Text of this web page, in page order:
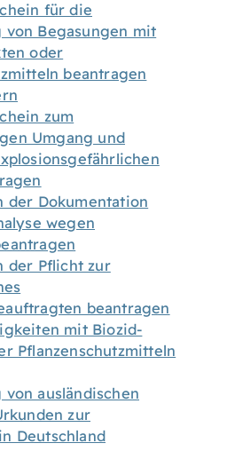
für die
von Begasungen mit
oder
beantragen
zum
Umgang und
der Dokumentation
wegen
der Pflicht zur
beantragen
mit Biozid-
Pflanzenschutzmitteln
ausländischen
zur
Deutschland